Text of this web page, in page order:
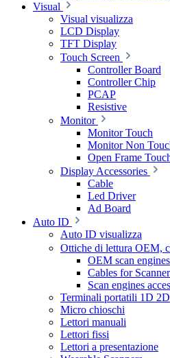
Visual
Visual visualizza
LCD Display
TFT Display
Touch Screen
Controller Board
Controller Chip
PCAP
Resistive
Monitor
Monitor Touch
Monitor Non
Open Frame
Display Accessories
Cable
Led Driver
Ad Board
Auto ID
Auto ID visualizza
Ottiche di lettura OEM,
OEM scan engines
Cables for
Scan engines
Terminali portatili 1D 2D
Micro chioschi
Lettori manuali
Lettori fissi
Lettori a presentazione